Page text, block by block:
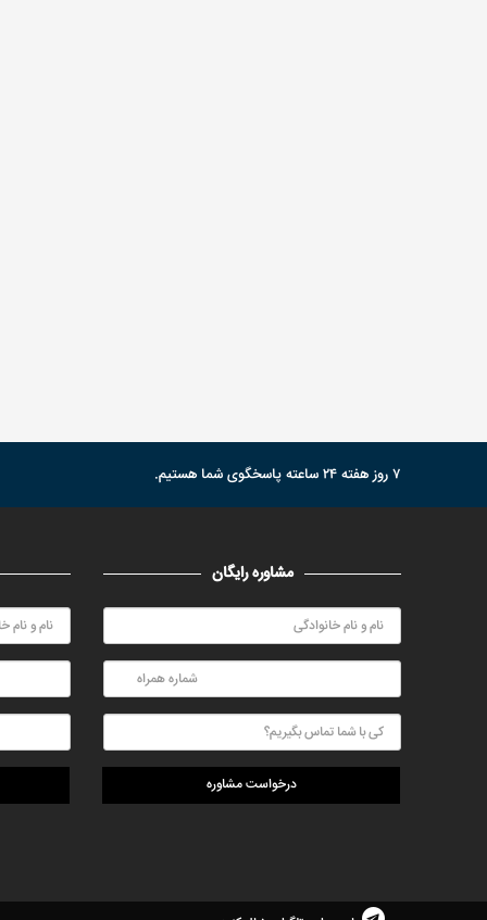
۷ روز هفته ۲۴ ساعته پاسخگوی شما هستیم.
مشاوره رایگان
درخواست مشاوره